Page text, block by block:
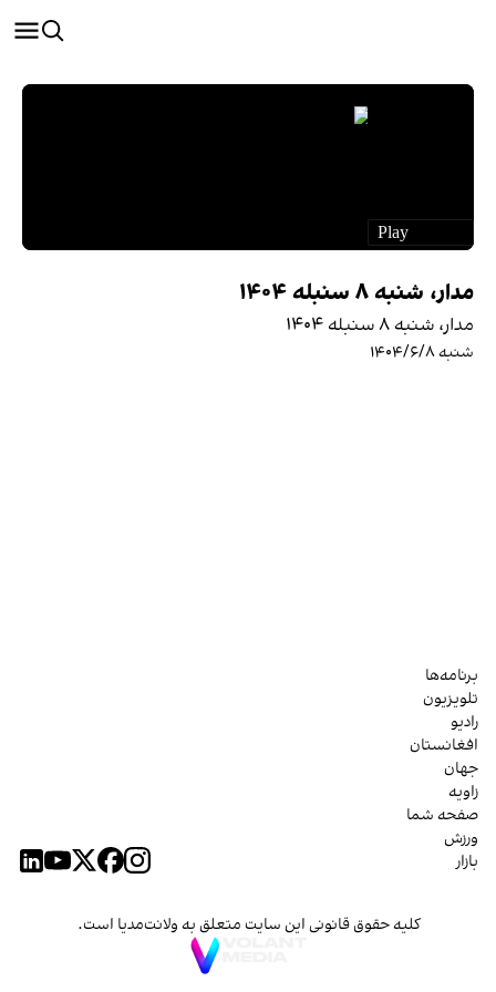
مدار، شنبه ۸ سنبله ۱۴۰۴
مدار، شنبه ۸ سنبله ۱۴۰۴
شنبه ۱۴۰۴/۶/۸
برنامه‌ها
تلویزیون
رادیو
افغانستان
جهان
زاویه
صفحه شما
ورزش
بازار
کلیه حقوق قانونی این سایت متعلق به ولانت‌مدیا است.